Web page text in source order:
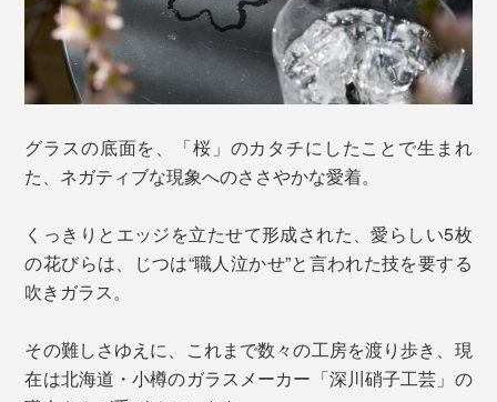
グラスの底面を、「桜」のカタチにしたことで生まれ
た、ネガティブな現象へのささやかな愛着。
くっきりとエッジを立たせて形成された、愛らしい5枚
の花びらは、じつは“職人泣かせ”と言われた技を要する
吹きガラス。
その難しさゆえに、これまで数々の工房を渡り歩き、現
在は北海道・小樽のガラスメーカー「深川硝子工芸」の